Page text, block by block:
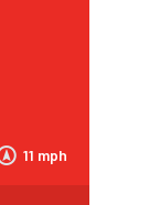
11 mph